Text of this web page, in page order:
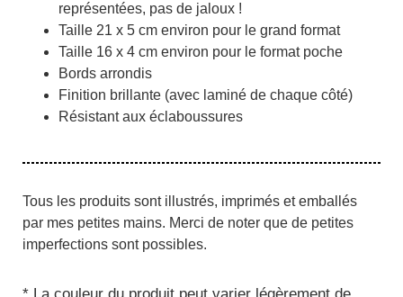
représentées, pas de jaloux !
Taille 21 x 5 cm environ pour le grand format
Taille 16 x 4 cm environ pour le format poche
Bords arrondis
Finition brillante (avec laminé de chaque côté)
Résistant aux éclaboussures
Tous les produits sont illustrés, imprimés et emballés
par mes petites mains. Merci de noter que de petites
imperfections sont possibles.